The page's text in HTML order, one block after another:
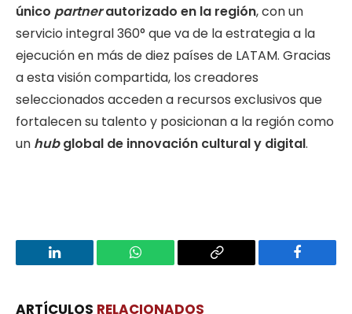
único partnerautorizado en la región, con un
servicio integral 360° que va de la estrategia a la
ejecución en más de diez países de LATAM. Gracias
a esta visión compartida, los creadores
seleccionados acceden a recursos exclusivos que
fortalecen su talento y posicionan a la región como
un hubglobal de innovación cultural y digital.
LinkedIn WhatsApp
Copy
Facebook
ARTÍCULOS RELACIONADOS